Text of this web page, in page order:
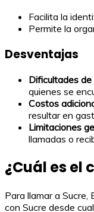
Facilita la
Permite la
Desventajas
Dificultades de
quienes se
Costos
resultar en
Limitaciones
llamadas o
¿Cuál es el
Para llamar a
con Sucre desde